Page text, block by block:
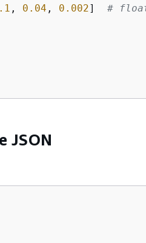
, 0.04 , 0.002] #
JSON